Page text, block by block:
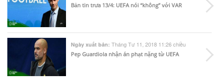
Bản tin trưa 13/4: UEFA nói “không” với VAR
Ngày xuất bản: Tháng Tư 11, 2018 11:26 chiều
Pep Guardiola nhận án phạt nặng từ UEFA